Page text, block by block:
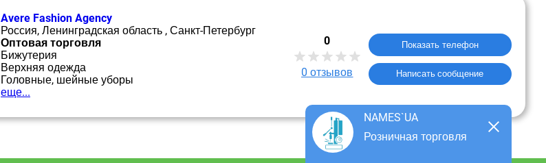
Avere Fashion Agency
Россия, Ленинградская область , Санкт-Петербург
Оптовая торговля
Бижутерия
Верхняя одежда
Головные, шейные уборы
еще...
0
0 отзывов
Показать телефон
Написать сообщение
NAMES`UA
Розничная торговля